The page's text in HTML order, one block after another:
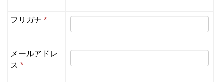
フリガナ *
メールアドレ
ス *